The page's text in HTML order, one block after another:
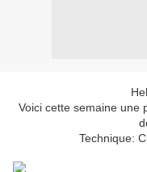
Voici cette semaine une
Technique: